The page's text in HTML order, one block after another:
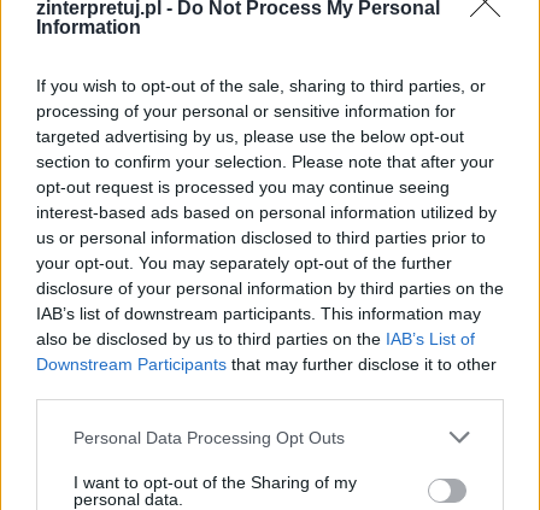
zinterpretuj.pl - Do Not Process My Personal
Information
If you wish to opt-out of the sale, sharing to third parties, or
processing of your personal or sensitive information for
targeted advertising by us, please use the below opt-out
section to confirm your selection. Please note that after your
opt-out request is processed you may continue seeing
interest-based ads based on personal information utilized by
us or personal information disclosed to third parties prior to
your opt-out. You may separately opt-out of the further
disclosure of your personal information by third parties on the
IAB’s list of downstream participants. This information may
also be disclosed by us to third parties on the IAB’s List of
Downstream Participants that may further disclose it to other
Personal Data Processing Opt Outs
I want to opt-out of the Sharing of my
personal data.
być zatem przez niego
ktoś skromny i pracowity. Tu też zatem uczucie
to motywacja do chęci zmiany tego, jak inni
postrzegają daną osobę i co o niej sądzą.